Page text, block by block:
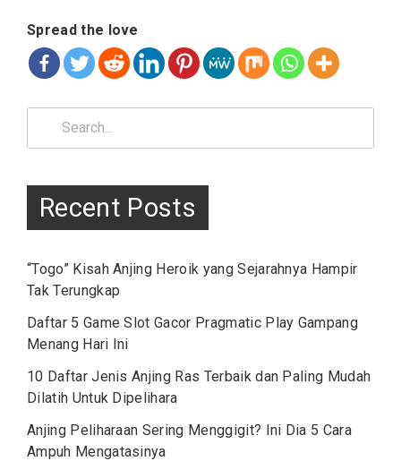
Spread the love
Recent Posts
“Togo” Kisah Anjing Heroik yang Sejarahnya Hampir
Tak Terungkap
Daftar 5 Game Slot Gacor Pragmatic Play Gampang
Menang Hari Ini
10 Daftar Jenis Anjing Ras Terbaik dan Paling Mudah
Dilatih Untuk Dipelihara
Anjing Peliharaan Sering Menggigit? Ini Dia 5 Cara
Ampuh Mengatasinya